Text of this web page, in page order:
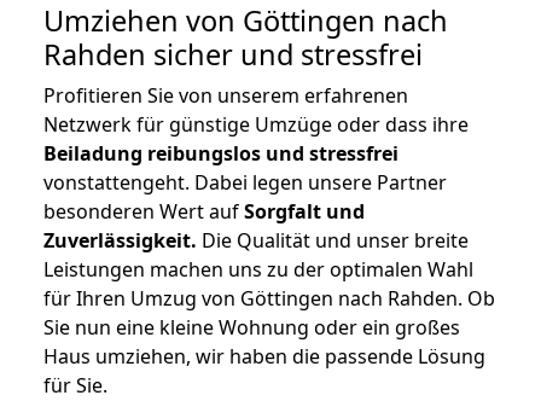
Umziehen von Göttingen nach
Rahden sicher und stressfrei
Profitieren Sie von unserem erfahrenen
Netzwerk für günstige Umzüge oder dass ihre
Beiladung reibungslos und stressfrei
vonstattengeht. Dabei legen unsere Partner
besonderen Wert aufSorgfalt und
Zuverlässigkeit. Die Qualität und unser breite
Leistungen machen uns zu der optimalen Wahl
für Ihren Umzug von Göttingen nach Rahden. Ob
Sie nun eine kleine Wohnung oder ein großes
Haus umziehen, wir haben die passende Lösung
für Sie.